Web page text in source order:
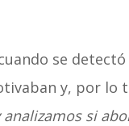
se
y, por lo
si